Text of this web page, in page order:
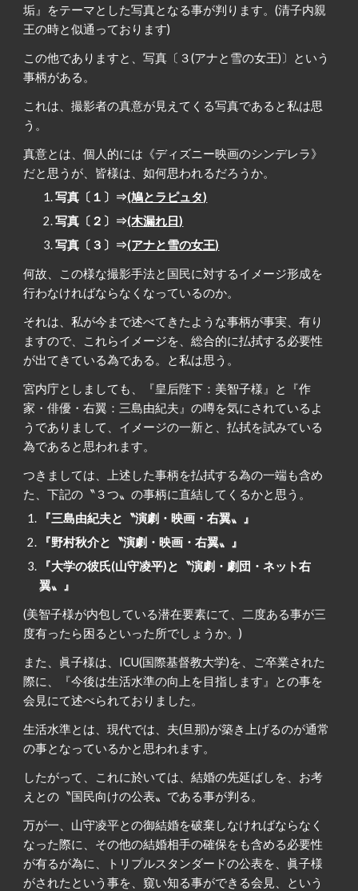
垢』をテーマとした写真となる事が判ります。(清子内親
王の時と似通っております)
この他でありますと、写真〔３(アナと雪の女王)〕という
事柄がある。
これは、撮影者の真意が見えてくる写真であると私は思
う。
真意とは、個人的には《ディズニー映画のシンデレラ》
だと思うが、皆様は、如何思われるだろうか。
写真〔１〕⇒(鳩とラピュタ)
写真〔２〕⇒(木漏れ日)
写真〔３〕⇒(アナと雪の女王)
何故、この様な撮影手法と国民に対するイメージ形成を
行わなければならなくなっているのか。
それは、私が今まで述べてきたような事柄が事実、有り
ますので、これらイメージを、総合的に払拭する必要性
が出てきている為である。と私は思う。
宮内庁としましても、『皇后陛下：美智子様』と『作
家・俳優・右翼：三島由紀夫』の噂を気にされているよ
うでありまして、イメージの一新と、払拭を試みている
為であると思われます。
つきましては、上述した事柄を払拭する為の一端も含め
た、下記の〝３つ〟の事柄に直結してくるかと思う。
『三島由紀夫と〝演劇・映画・右翼〟』
『野村秋介と〝演劇・映画・右翼〟』
『大学の彼氏(山守凌平)と〝演劇・劇団・ネット右
翼〟』
(美智子様が内包している潜在要素にて、二度ある事が三
度有ったら困るといった所でしょうか。)
また、眞子様は、ICU(国際基督教大学)を、ご卒業された
際に、『今後は生活水準の向上を目指します』との事を
会見にて述べられておりました。
生活水準とは、現代では、夫(旦那)が築き上げるのが通常
の事となっているかと思われます。
したがって、これに於いては、結婚の先延ばしを、お考
えとの〝国民向けの公表〟である事が判る。
万が一、山守凌平との御結婚を破棄しなければならなく
なった際に、その他の結婚相手の確保をも含める必要性
が有るが為に、トリプルスタンダードの公表を、眞子様
がされたという事を、窺い知る事ができる会見、という